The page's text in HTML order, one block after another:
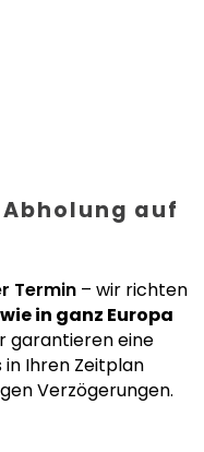
auf
Termin – wir richten
in ganz Europa
garantieren eine
in Ihren Zeitplan
Verzögerungen.